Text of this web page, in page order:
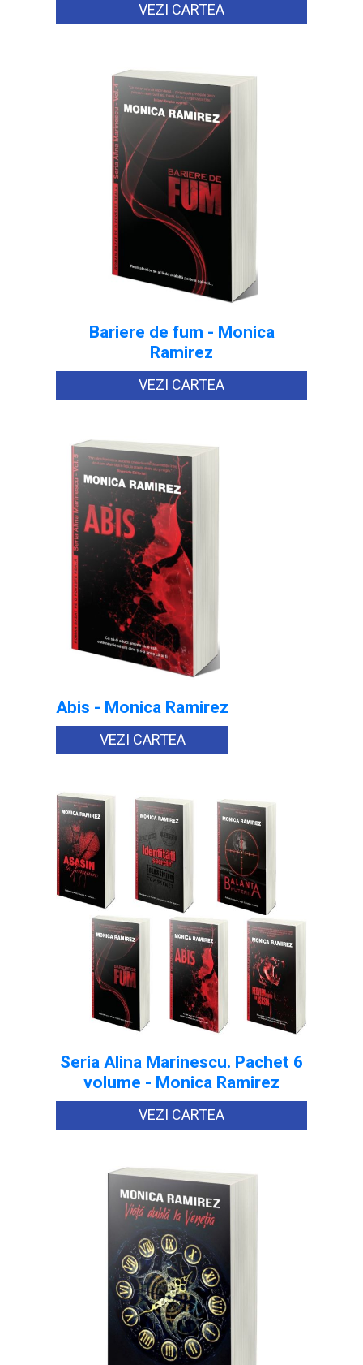
VEZI CARTEA
Bariere de fum - Monica
Ramirez
VEZI CARTEA
Abis - Monica Ramirez
VEZI CARTEA
Seria Alina Marinescu. Pachet 6
volume - Monica Ramirez
VEZI CARTEA